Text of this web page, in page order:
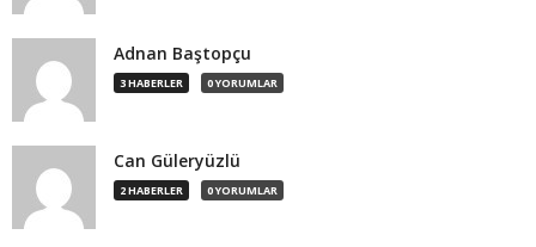
Adnan Baştopçu
3 HABERLER 0 YORUMLAR
Can Güleryüzlü
2 HABERLER 0 YORUMLAR